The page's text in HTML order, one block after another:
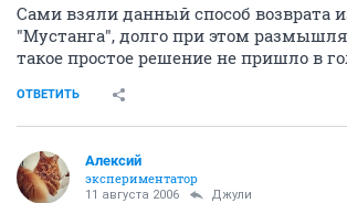
Сами взяли данный способ возврата
"Мустанга", долго при этом
такое простое решение не пришло в
ОТВЕТИТЬ
Алексий
экспериментатор
11 августа 2006 Джули